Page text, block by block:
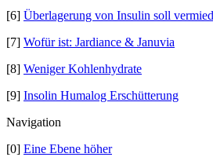
[6] Überlagerung von Insulin soll
[7] Wofür ist: Jardiance & Januvia
[8] Weniger Kohlenhydrate
[9] Insolin Humalog Erschütterung
Navigation
[0] Eine Ebene höher